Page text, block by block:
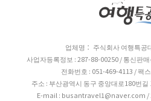
업체명： 주식회사 여행특공
사업자등록정보 : 287-88-00250 / 통신판
전화번호 : 051-469-4113 / 팩
주소 : 부산광역시 동구 중앙대로180번
E-mail : busantravel1@naver.com /